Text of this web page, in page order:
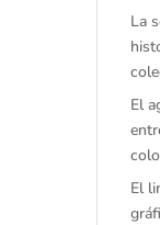
La
El
El